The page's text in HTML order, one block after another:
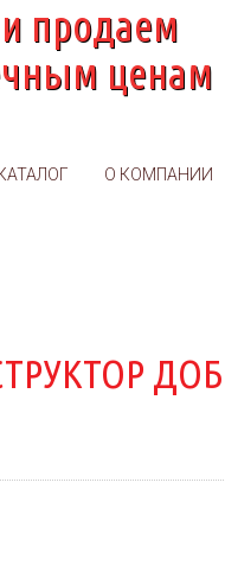
продаем
ценам
О КОМПАНИИ